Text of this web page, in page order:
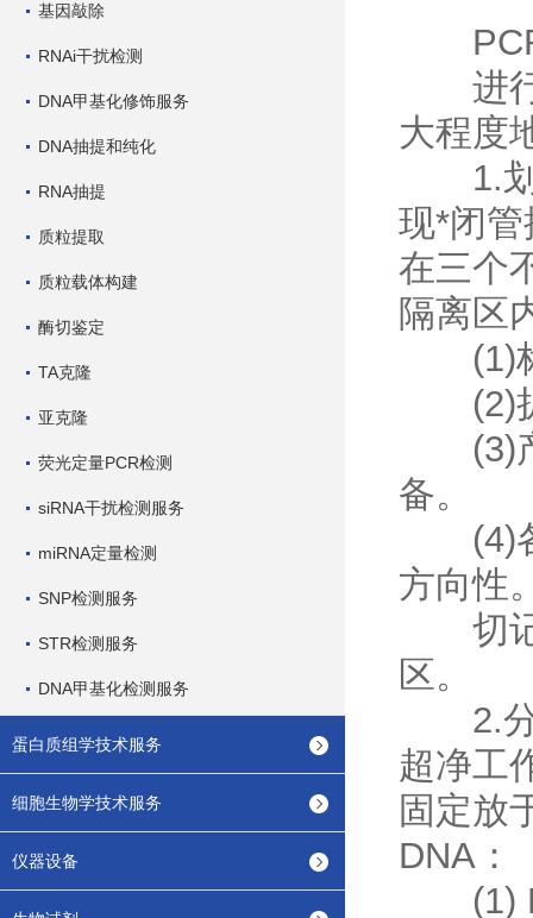
基因敲除
RNAi干扰检测
DNA甲基化修饰服务
DNA抽提和纯化
RNA抽提
质粒提取
质粒载体构建
酶切鉴定
TA克隆
亚克隆
荧光定量PCR检测
siRNA干扰检测服务
miRNA定量检测
SNP检测服务
STR检测服务
DNA甲基化检测服务
蛋白质组学技术服务
细胞生物学技术服务
仪器设备
PCR
进行
大程度
1.划
现*闭
在三个
隔离区
(1)标
(2)扩
(3)产
备。
(4)各
方向性
切记
区。
2.分
超净工
固定放
DNA：
(1)